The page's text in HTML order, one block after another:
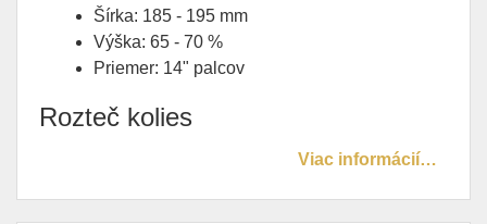
Šírka: 185 - 195 mm
Výška: 65 - 70 %
Priemer: 14" palcov
Rozteč kolies
Viac informácií…